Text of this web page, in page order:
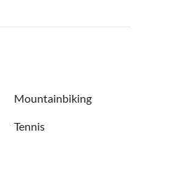
Mountainbiking
Tennis